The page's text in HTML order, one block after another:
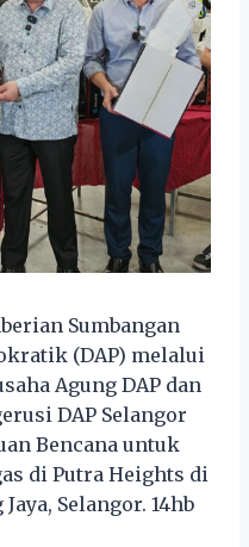
Sumbangan
(DAP) melalui
Agung DAP dan
DAP Selangor
Bencana untuk
di Putra Heights di
Selangor. 14hb